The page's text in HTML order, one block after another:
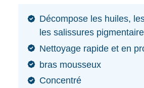
Décompose les huiles,
les salissures
Nettoyage rapide et en
bras mousseux
Concentré